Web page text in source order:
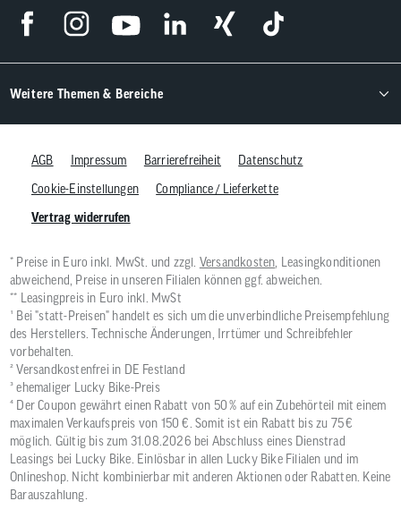
Weitere Themen & Bereiche
AGB Impressum Barrierefreiheit
Datenschutz
Cookie-Einstellungen
Compliance / Lieferkette
Vertrag widerrufen
* Preise in Euro inkl. MwSt. und zzgl. Versandkosten , Leasingkonditionen
abweichend, Preise in unseren Filialen können ggf. abweichen.
** Leasingpreis in Euro inkl. MwSt
¹ Bei "statt-Preisen" handelt es sich um die unverbindliche Preisempfehlung
des Herstellers. Technische Änderungen, Irrtümer und Schreibfehler
vorbehalten.
² Versandkostenfrei in DE Festland
³ ehemaliger Lucky Bike-Preis
⁴ Der Coupon gewährt einen Rabatt von 50 % auf ein Zubehörteil mit einem
maximalen Verkaufspreis von 150 €. Somit ist ein Rabatt bis zu 75 €
möglich. Gültig bis zum 31.08.2026 bei Abschluss eines Dienstrad
Leasings bei Lucky Bike. Einlösbar in allen Lucky Bike Filialen und im
Onlineshop. Nicht kombinierbar mit anderen Aktionen oder Rabatten. Keine
Barauszahlung.